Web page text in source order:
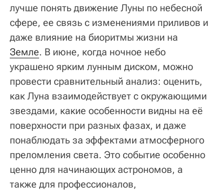
лучше понять движение Луны по небесной
сфере, ее связь с изменениями приливов и
даже влияние на биоритмы жизни на
Земле. В июне, когда ночное небо
украшено ярким лунным диском, можно
провести сравнительный анализ: оценить,
как Луна взаимодействует с окружающими
звездами, какие особенности видны на её
поверхности при разных фазах, и даже
понаблюдать за эффектами атмосферного
преломления света. Это событие особенно
ценно для начинающих астрономов, а
также для профессионалов,